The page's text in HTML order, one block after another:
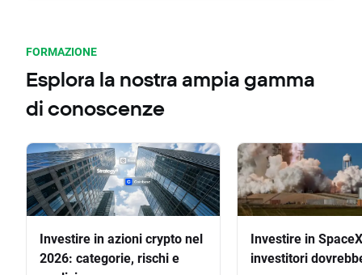
FORMAZIONE
Esplora la nostra ampia gamma
di conoscenze
Investire in azioni crypto nel
2026: categorie, rischi e
Investire in
investitori